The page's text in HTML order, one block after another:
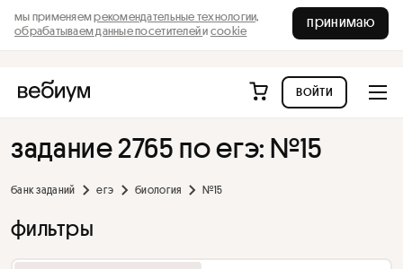
мы применяемрекомендательные технологии,
обрабатываем данные посетителейи cookie
принимаю
войти
задание 2765 по егэ: №15
банк заданий егэ биология №15
фильтры